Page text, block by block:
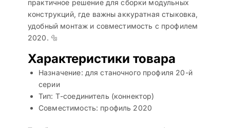
практичное решение для сборки модульных
конструкций, где важны аккуратная стыковка,
удобный монтаж и совместимость с профилем
2020. 🔩
Характеристики товара
Назначение: для станочного профиля 20-й
серии
Тип: Т-соединитель (коннектор)
Совместимость: профиль 2020